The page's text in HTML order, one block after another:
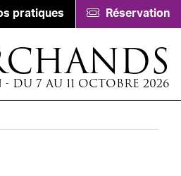
pratiques Réservation
DU 7 AU 11 OCTOBRE 2026